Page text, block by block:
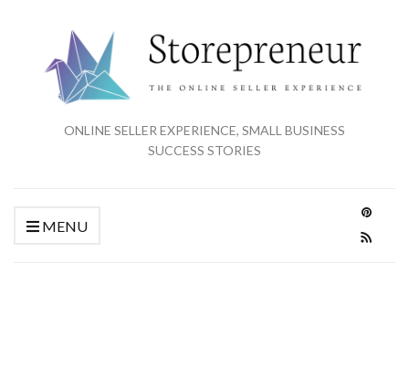
ONLINE SELLER EXPERIENCE, SMALL BUSINESS
SUCCESS STORIES
MENU